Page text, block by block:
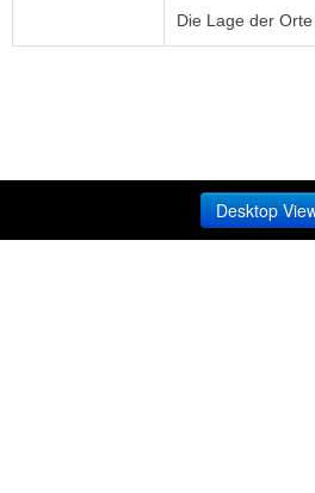
Die Lage der
Desktop